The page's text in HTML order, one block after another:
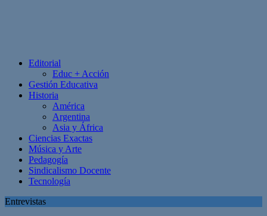
Editorial
Educ + Acción
Gestión Educativa
Historia
América
Argentina
Asia y África
Ciencias Exactas
Música y Arte
Pedagogía
Sindicalismo Docente
Tecnología
Entrevistas